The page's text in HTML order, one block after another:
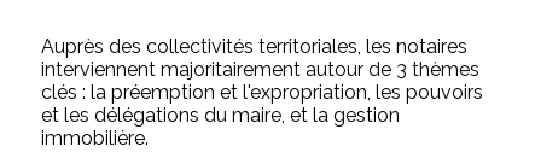
Auprès des collectivités territoriales, les notaires
interviennent majoritairement autour de 3 thèmes
clés : la préemption et l'expropriation, les pouvoirs
et les délégations du maire, et la gestion
immobilière.